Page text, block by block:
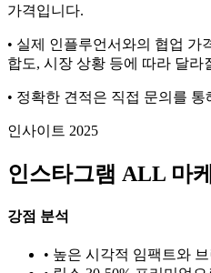
가격입니다.
• 실제 인플루언서와의 협업 가
합도, 시장 상황 등에 따라 달라
• 정확한 견적은 직접 문의를
인사이트 2025
인스타그램 ALL 마
강점 분석
• 높은 시각적 임팩트와